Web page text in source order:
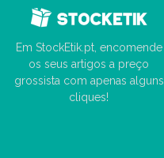
Em StockEtik.pt, encomende
os seus artigos a preço
grossista com apenas alguns
cliques!